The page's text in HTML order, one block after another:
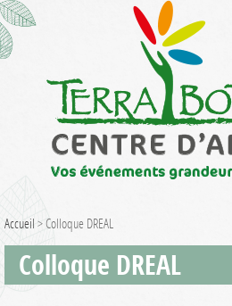
Accueil > Colloque DREAL
Colloque DREAL